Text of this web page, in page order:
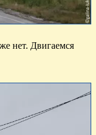
нет. Двигаемся